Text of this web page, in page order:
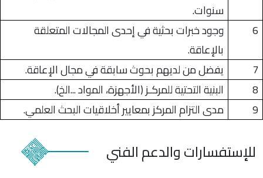
سنوات.
6
وجود خبرات بحثية في إحدى المجالات المتعلقة
بالإعاقة.
7
يفضل من لديهم بحوث سابقة في مجال الإعاقة.
8
البنية التحتية للمركـز (الأجهزة، المواد ...الخ).
9
مدى التزام المركز بمعايير أخلاقيات البحث العلمي.
للإستفساراتوالدعم الفني